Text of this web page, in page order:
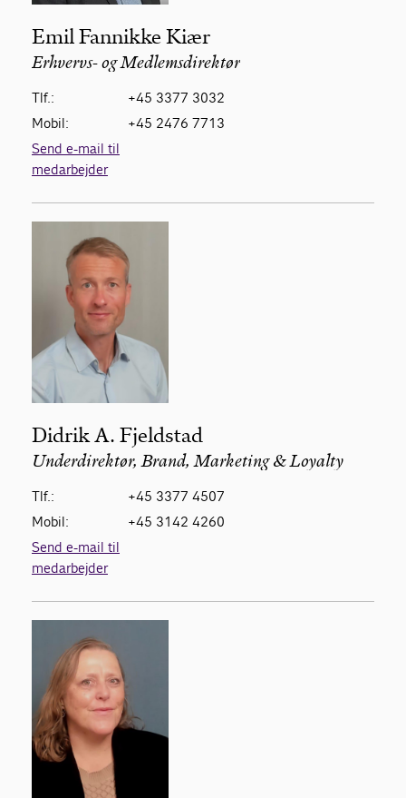
Emil Fannikke Kiær
Erhvervs- og Medlemsdirektør
Tlf.:
+45 3377 3032
Mobil:
+45 2476 7713
Send e-mail til
medarbejder
Didrik A. Fjeldstad
Underdirektør, Brand, Marketing & Loyalty
Tlf.:
+45 3377 4507
Mobil:
+45 3142 4260
Send e-mail til
medarbejder